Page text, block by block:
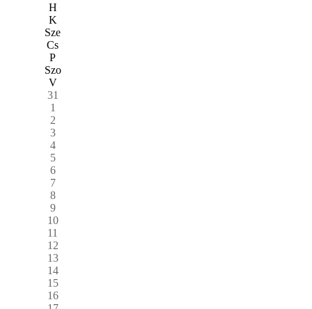
H
K
Sze
Cs
P
Szo
V
31
1
2
3
4
5
6
7
8
9
10
11
12
13
14
15
16